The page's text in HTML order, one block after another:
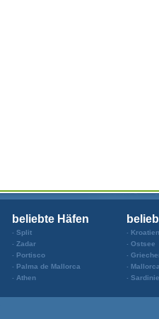
beliebte Häfen
Split
Zadar
Portisco
Palma de Mallorca
Athen
Kroatien
Ostsee
Mallorca